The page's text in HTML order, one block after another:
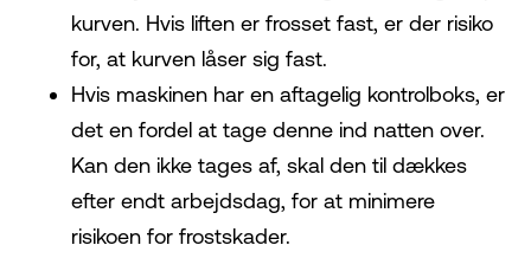
kurven. Hvis liften er frosset fast, er der risiko
for, at kurven låser sig fast.
Hvis maskinen har en aftagelig kontrolboks, er
det en fordel at tage denne ind natten over.
Kan den ikke tages af, skal den til dækkes
efter endt arbejdsdag, for at minimere
risikoen for frostskader.